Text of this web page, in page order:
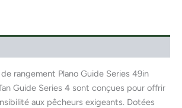
rangement Plano Guide Series 49in
Guide Series 4 sont conçues pour offrir
aux pêcheurs exigeants. Dotées